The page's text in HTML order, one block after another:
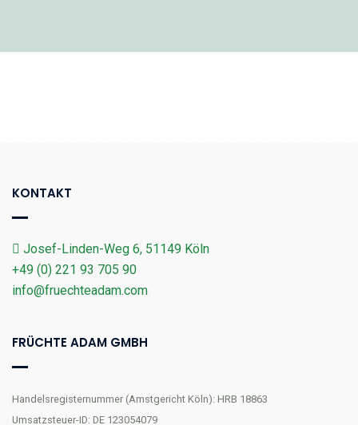
KONTAKT
Josef-Linden-Weg 6, 51149 Köln
+49 (0) 221 93 705 90
info@fruechteadam.com
FRÜCHTE ADAM GMBH
Handelsregisternummer (Amstgericht Köln): HRB 18863
Umsatzsteuer-ID: DE 123054079